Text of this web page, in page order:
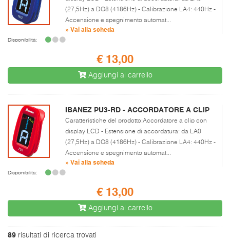
(27,5Hz) a DO8 (4186Hz) - Calibrazione LA4: 440Hz -
Accensione e spegnimento automat...
» Vai alla scheda
Disponibilità:
€ 13,00
Aggiungi al carrello
IBANEZ PU3-RD - ACCORDATORE A CLIP
Caratteristiche del prodotto:Accordatore a clip con
display LCD - Estensione di accordatura: da LA0
(27,5Hz) a DO8 (4186Hz) - Calibrazione LA4: 440Hz -
Accensione e spegnimento automat...
» Vai alla scheda
Disponibilità:
€ 13,00
Aggiungi al carrello
89 risultati di ricerca trovati